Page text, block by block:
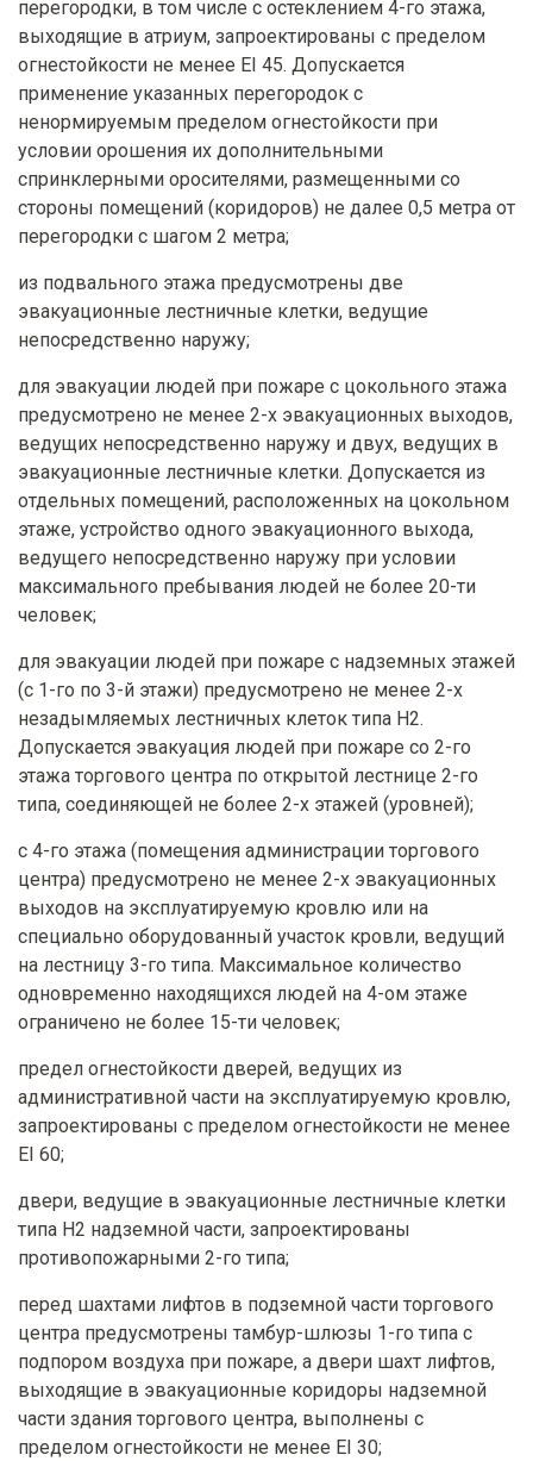
перегородки, в том числе с остеклением 4-го этажа,
выходящие в атриум, запроектированы с пределом
огнестойкости не менее EI 45. Допускается
применение указанных перегородок с
ненормируемым пределом огнестойкости при
условии орошения их дополнительными
спринклерными оросителями, размещенными со
стороны помещений (коридоров) не далее 0,5 метра от
перегородки с шагом 2 метра;
из подвального этажа предусмотрены две
эвакуационные лестничные клетки, ведущие
непосредственно наружу;
для эвакуации людей при пожаре с цокольного этажа
предусмотрено не менее 2-х эвакуационных выходов,
ведущих непосредственно наружу и двух, ведущих в
эвакуационные лестничные клетки. Допускается из
отдельных помещений, расположенных на цокольном
этаже, устройство одного эвакуационного выхода,
ведущего непосредственно наружу при условии
максимального пребывания людей не более 20-ти
человек;
для эвакуации людей при пожаре с надземных этажей
(с 1-го по 3-й этажи) предусмотрено не менее 2-х
незадымляемых лестничных клеток типа Н2.
Допускается эвакуация людей при пожаре со 2-го
этажа торгового центра по открытой лестнице 2-го
типа, соединяющей не более 2-х этажей (уровней);
с 4-го этажа (помещения администрации торгового
центра) предусмотрено не менее 2-х эвакуационных
выходов на эксплуатируемую кровлю или на
специально оборудованный участок кровли, ведущий
на лестницу 3-го типа. Максимальное количество
одновременно находящихся людей на 4-ом этаже
ограничено не более 15-ти человек;
предел огнестойкости дверей, ведущих из
административной части на эксплуатируемую кровлю,
запроектированы с пределом огнестойкости не менее
EI 60;
двери, ведущие в эвакуационные лестничные клетки
типа Н2 надземной части, запроектированы
противопожарными 2-го типа;
перед шахтами лифтов в подземной части торгового
центра предусмотрены тамбур-шлюзы 1-го типа с
подпором воздуха при пожаре, а двери шахт лифтов,
выходящие в эвакуационные коридоры надземной
части здания торгового центра, выполнены с
пределом огнестойкости не менее EI 30;